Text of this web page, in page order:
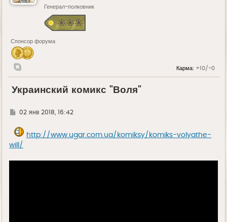
Генерал-полковник
Спонсор форума
Карма: +10/-0
Украинский комикс "Воля"
Г
е
02 янв 2018, 16:42
http://www.ugar.com.ua/komiksy/komiks-volyathe-
will/